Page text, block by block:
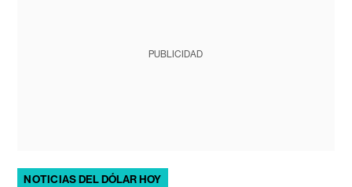
PUBLICIDAD
NOTICIAS DEL DÓLAR HOY